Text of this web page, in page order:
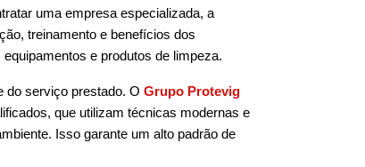
uma empresa especializada, a
treinamento e benefícios dos
e produtos de limpeza.
do serviço prestado. O Grupo Protevig
que utilizam técnicas modernas e
Isso garante um alto padrão de